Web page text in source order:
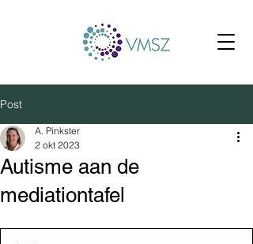
Post
Autisme aan de
mediationtafel
A. Pinkster
2 okt 2023